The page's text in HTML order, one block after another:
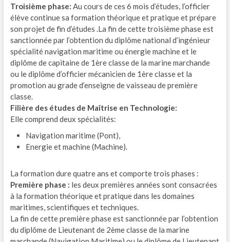
Troisième phase: Au cours de ces 6 mois d’études, l’officier
élève continue sa formation théorique et pratique et prépare
son projet de fin d’études .La fin de cette troisième phase est
sanctionnée par l’obtention du diplôme national d’ingénieur
spécialité navigation maritime ou énergie machine et le
diplôme de capitaine de 1ère classe de la marine marchande
ou le diplôme d’officier mécanicien de 1ère classe et la
promotion au grade d’enseigne de vaisseau de première
classe.
Filière des études de Maîtrise en Technologie:
Elle comprend deux spécialités:
Navigation maritime (Pont),
Energie et machine (Machine).
La formation dure quatre ans et comporte trois phases :
Première phase : les deux premières années sont consacrées
à la formation théorique et pratique dans les domaines
maritimes, scientifiques et techniques.
La fin de cette première phase est sanctionnée par l’obtention
du diplôme de Lieutenant de 2ème classe de la marine